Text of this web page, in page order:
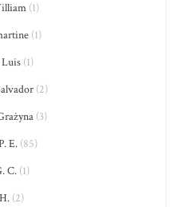
(1)
(1)
Luis (1)
(2)
(3)
E.(85)
C.(1)
(2)